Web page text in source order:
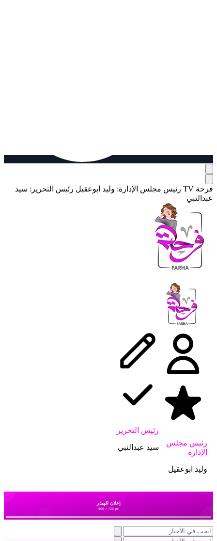
فرحة TV رئيس مجلس الإدارة: وليد ابوعقيل رئيس التحرير: سيد
عبدالنبي
رئيس مجلس
الإدارة
وليد ابوعقيل
رئيس التحرير
سيد عبدالنبي